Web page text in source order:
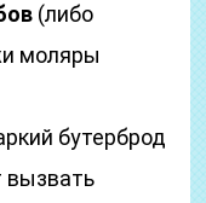
(либо
моляры
бутерброд
вызвать